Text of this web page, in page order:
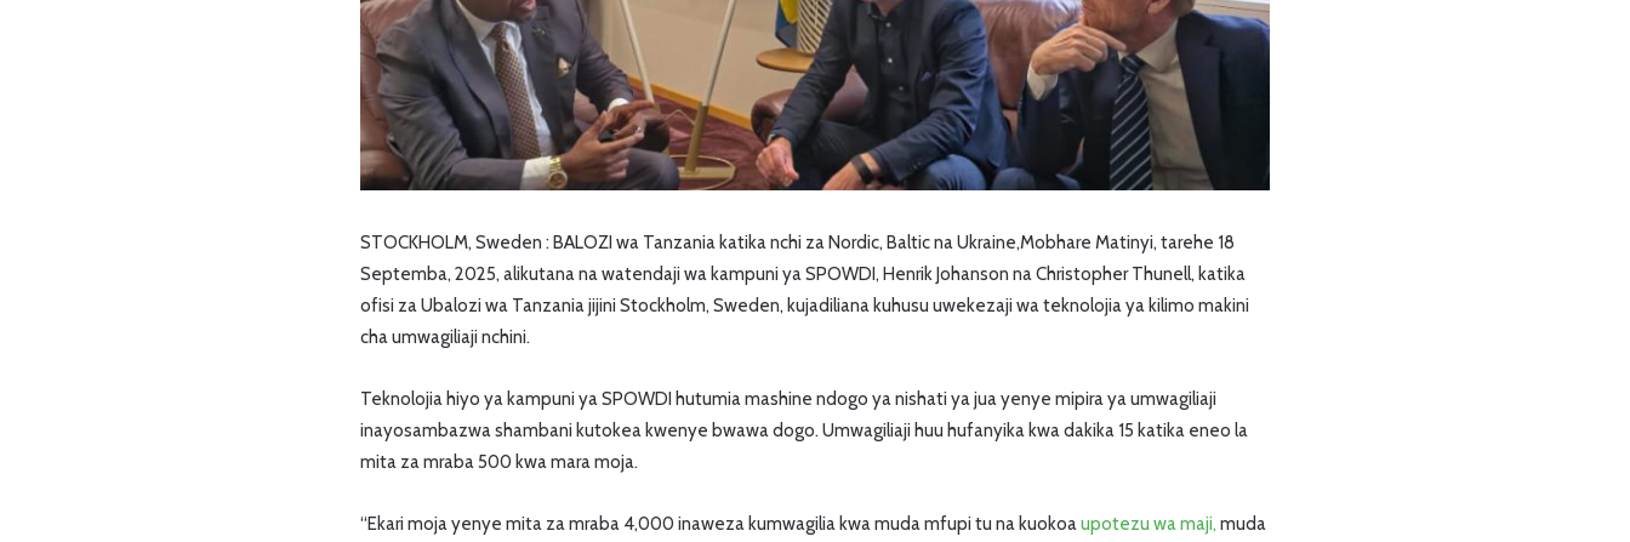
STOCKHOLM, Sweden : BALOZI wa Tanzania katika nchi za Nordic, Baltic na Ukraine,Mobhare Matinyi, tarehe 18
Septemba, 2025, alikutana na watendaji wa kampuni ya SPOWDI, Henrik Johanson na Christopher Thunell, katika
ofisi za Ubalozi wa Tanzania jijini Stockholm, Sweden, kujadiliana kuhusu uwekezaji wa teknolojia ya kilimo makini
cha umwagiliaji nchini.
Teknolojia hiyo ya kampuni ya SPOWDI hutumia mashine ndogo ya nishati ya jua yenye mipira ya umwagiliaji
inayosambazwa shambani kutokea kwenye bwawa dogo. Umwagiliaji huu hufanyika kwa dakika 15 katika eneo la
mita za mraba 500 kwa mara moja.
“Ekari moja yenye mita za mraba 4,000 inaweza kumwagilia kwa muda mfupi tu na kuokoaupotezu wa maji, muda